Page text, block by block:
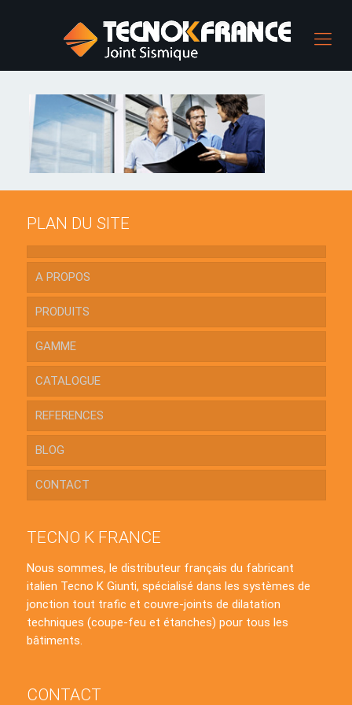
PLAN DU SITE
A PROPOS
PRODUITS
GAMME
CATALOGUE
REFERENCES
BLOG
CONTACT
TECNO K FRANCE
Nous sommes, le distributeur français du fabricant
italien Tecno K Giunti, spécialisé dans les systèmes de
jonction tout trafic et couvre-joints de dilatation
techniques (coupe-feu et étanches) pour tous les
bâtiments.
CONTACT